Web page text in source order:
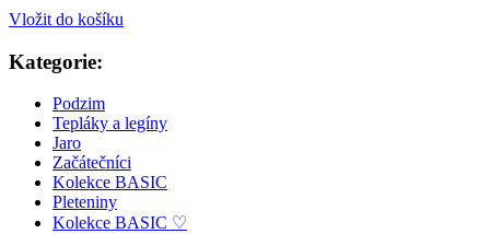
Vložit do košíku
Kategorie:
Podzim
Tepláky a legíny
Jaro
Začátečníci
Kolekce BASIC
Pleteniny
Kolekce BASIC ♡